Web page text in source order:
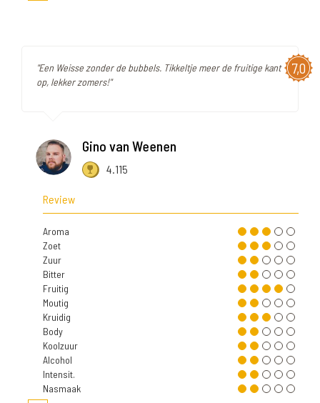
7,0
"Een Weisse zonder de bubbels. Tikkeltje meer de fruitige kant
op, lekker zomers!"
Gino van Weenen
4.115
Review
Aroma
Zoet
Zuur
Bitter
Fruitig
Moutig
Kruidig
Body
Koolzuur
Alcohol
Intensit.
Nasmaak